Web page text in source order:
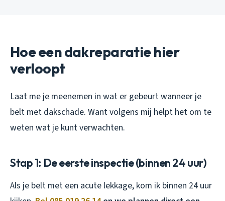
Hoe een dakreparatie hier
verloopt
Laat me je meenemen in wat er gebeurt wanneer je
belt met dakschade. Want volgens mij helpt het om te
weten wat je kunt verwachten.
Stap 1: De eerste inspectie (binnen 24 uur)
Als je belt met een acute lekkage, kom ik binnen 24 uur